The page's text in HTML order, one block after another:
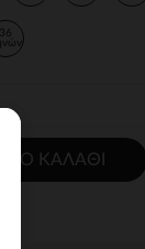
36
ΚΑΛΆΘΙ